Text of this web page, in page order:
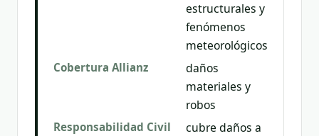
estructurales y
fenómenos
meteorológicos
Cobertura Allianz
daños
materiales y
robos
Responsabilidad Civil
cubre daños a